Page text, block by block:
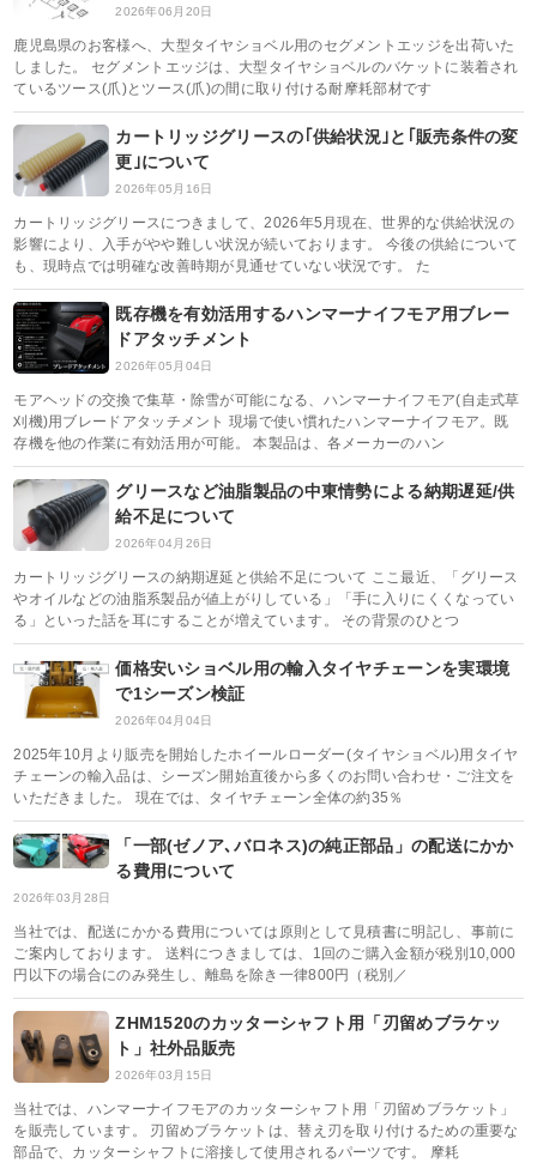
2026年06月20日
鹿児島県のお客様へ、大型タイヤショベル用のセグメントエッジを出荷いた
しました。 セグメントエッジは、大型タイヤショベルのバケットに装着され
ているツース(爪)とツース(爪)の間に取り付ける耐摩耗部材です
カートリッジグリースの｢供給状況｣と｢販売条件の変
更｣について
2026年05月16日
カートリッジグリースにつきまして、2026年5月現在、世界的な供給状況の
影響により、入手がやや難しい状況が続いております。 今後の供給について
も、現時点では明確な改善時期が見通せていない状況です。 た
既存機を有効活用するハンマーナイフモア用ブレー
ドアタッチメント
2026年05月04日
モアヘッドの交換で集草・除雪が可能になる、ハンマーナイフモア(自走式草
刈機)用ブレードアタッチメント 現場で使い慣れたハンマーナイフモア。既
存機を他の作業に有効活用が可能。 本製品は、各メーカーのハン
グリースなど油脂製品の中東情勢による納期遅延/供
給不足について
2026年04月26日
カートリッジグリースの納期遅延と供給不足について ここ最近、「グリース
やオイルなどの油脂系製品が値上がりしている」「手に入りにくくなってい
る」といった話を耳にすることが増えています。 その背景のひとつ
価格安いショベル用の輸入タイヤチェーンを実環境
で1シーズン検証
2026年04月04日
2025年10月より販売を開始したホイールローダー(タイヤショベル)用タイヤ
チェーンの輸入品は、シーズン開始直後から多くのお問い合わせ・ご注文を
いただきました。 現在では、タイヤチェーン全体の約35％
「一部(ゼノア､バロネス)の純正部品」の配送にかか
る費用について
2026年03月28日
当社では、配送にかかる費用については原則として見積書に明記し、事前に
ご案内しております。 送料につきましては、1回のご購入金額が税別10,000
円以下の場合にのみ発生し、離島を除き一律800円（税別／
ZHM1520のカッターシャフト用「刃留めブラケッ
ト」社外品販売
2026年03月15日
当社では、ハンマーナイフモアのカッターシャフト用「刃留めブラケット」
を販売しています。 刃留めブラケットは、替え刃を取り付けるための重要な
部品で、カッターシャフトに溶接して使用されるパーツです。 摩耗